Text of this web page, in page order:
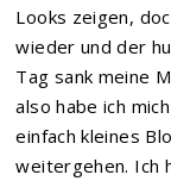
Looks zeigen,
wieder und der
Tag sank meine
also habe ich
einfach kleines
weitergehen. Ich